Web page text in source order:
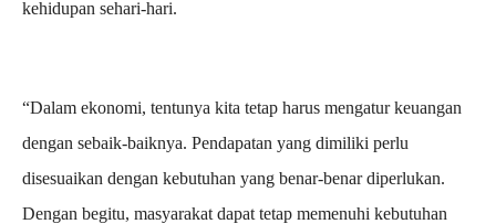
kehidupan sehari-hari.
“Dalam ekonomi, tentunya kita tetap harus mengatur keuangan
dengan sebaik-baiknya. Pendapatan yang dimiliki perlu
disesuaikan dengan kebutuhan yang benar-benar diperlukan.
Dengan begitu, masyarakat dapat tetap memenuhi kebutuhan